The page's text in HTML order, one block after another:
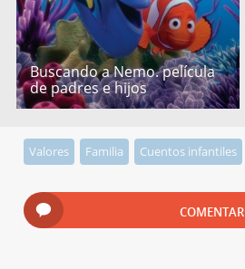
Buscando a Nemo. película
de padres e hijos
Valores Familia Cuentos infantiles
COMENTAR